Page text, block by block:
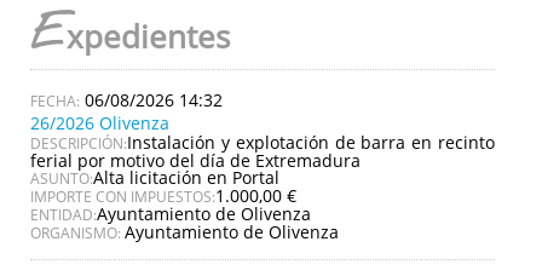
Expedientes
06/08/2026 14:32
26/2026 Olivenza
DESCRIPCIÓN:Instalación y explotación de barra en recinto
ferial por motivo del día de Extremadura
ASUNTO:Alta licitación en Portal
IMPORTE CON IMPUESTOS:1.000,00 €
ENTIDAD:Ayuntamiento de Olivenza
ORGANISMO: Ayuntamiento de Olivenza